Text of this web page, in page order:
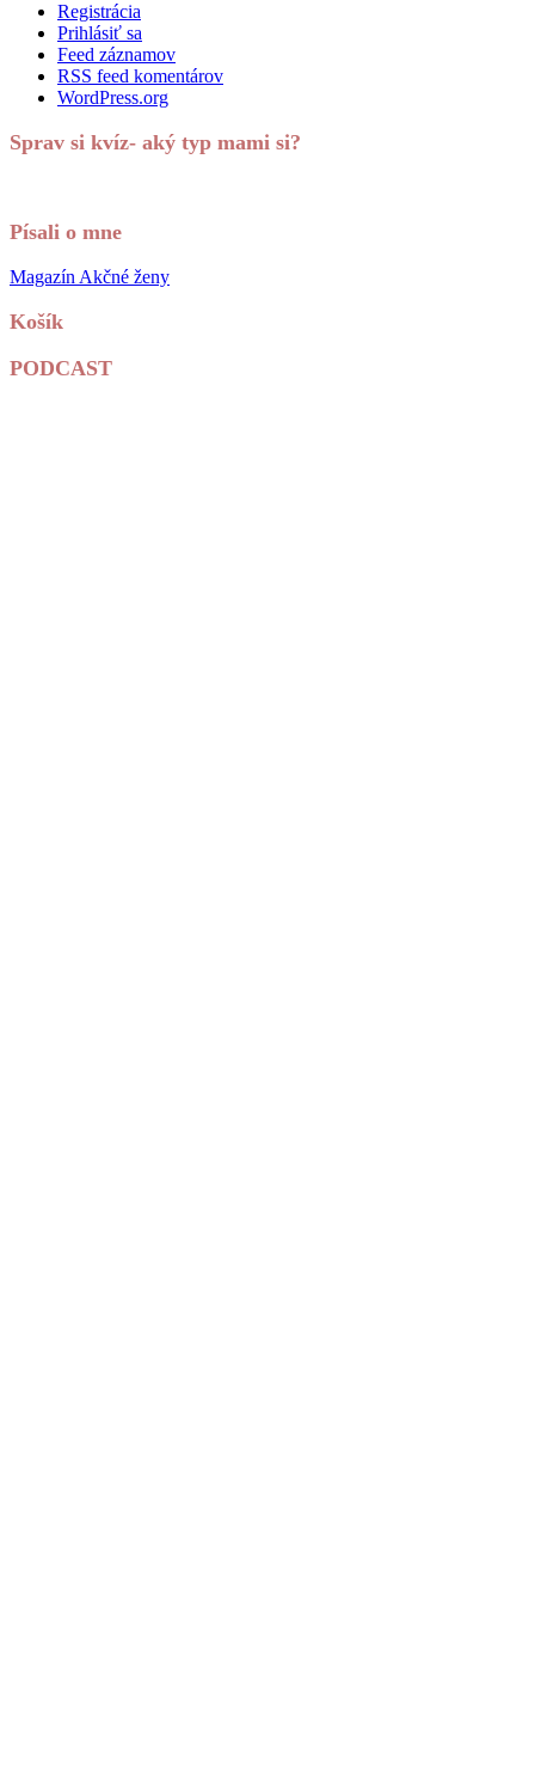
Registrácia
Prihlásiť sa
Feed záznamov
RSS feed komentárov
WordPress.org
Sprav si kvíz- aký typ mami si?
Písali o mne
Magazín Akčné ženy
Košík
PODCAST